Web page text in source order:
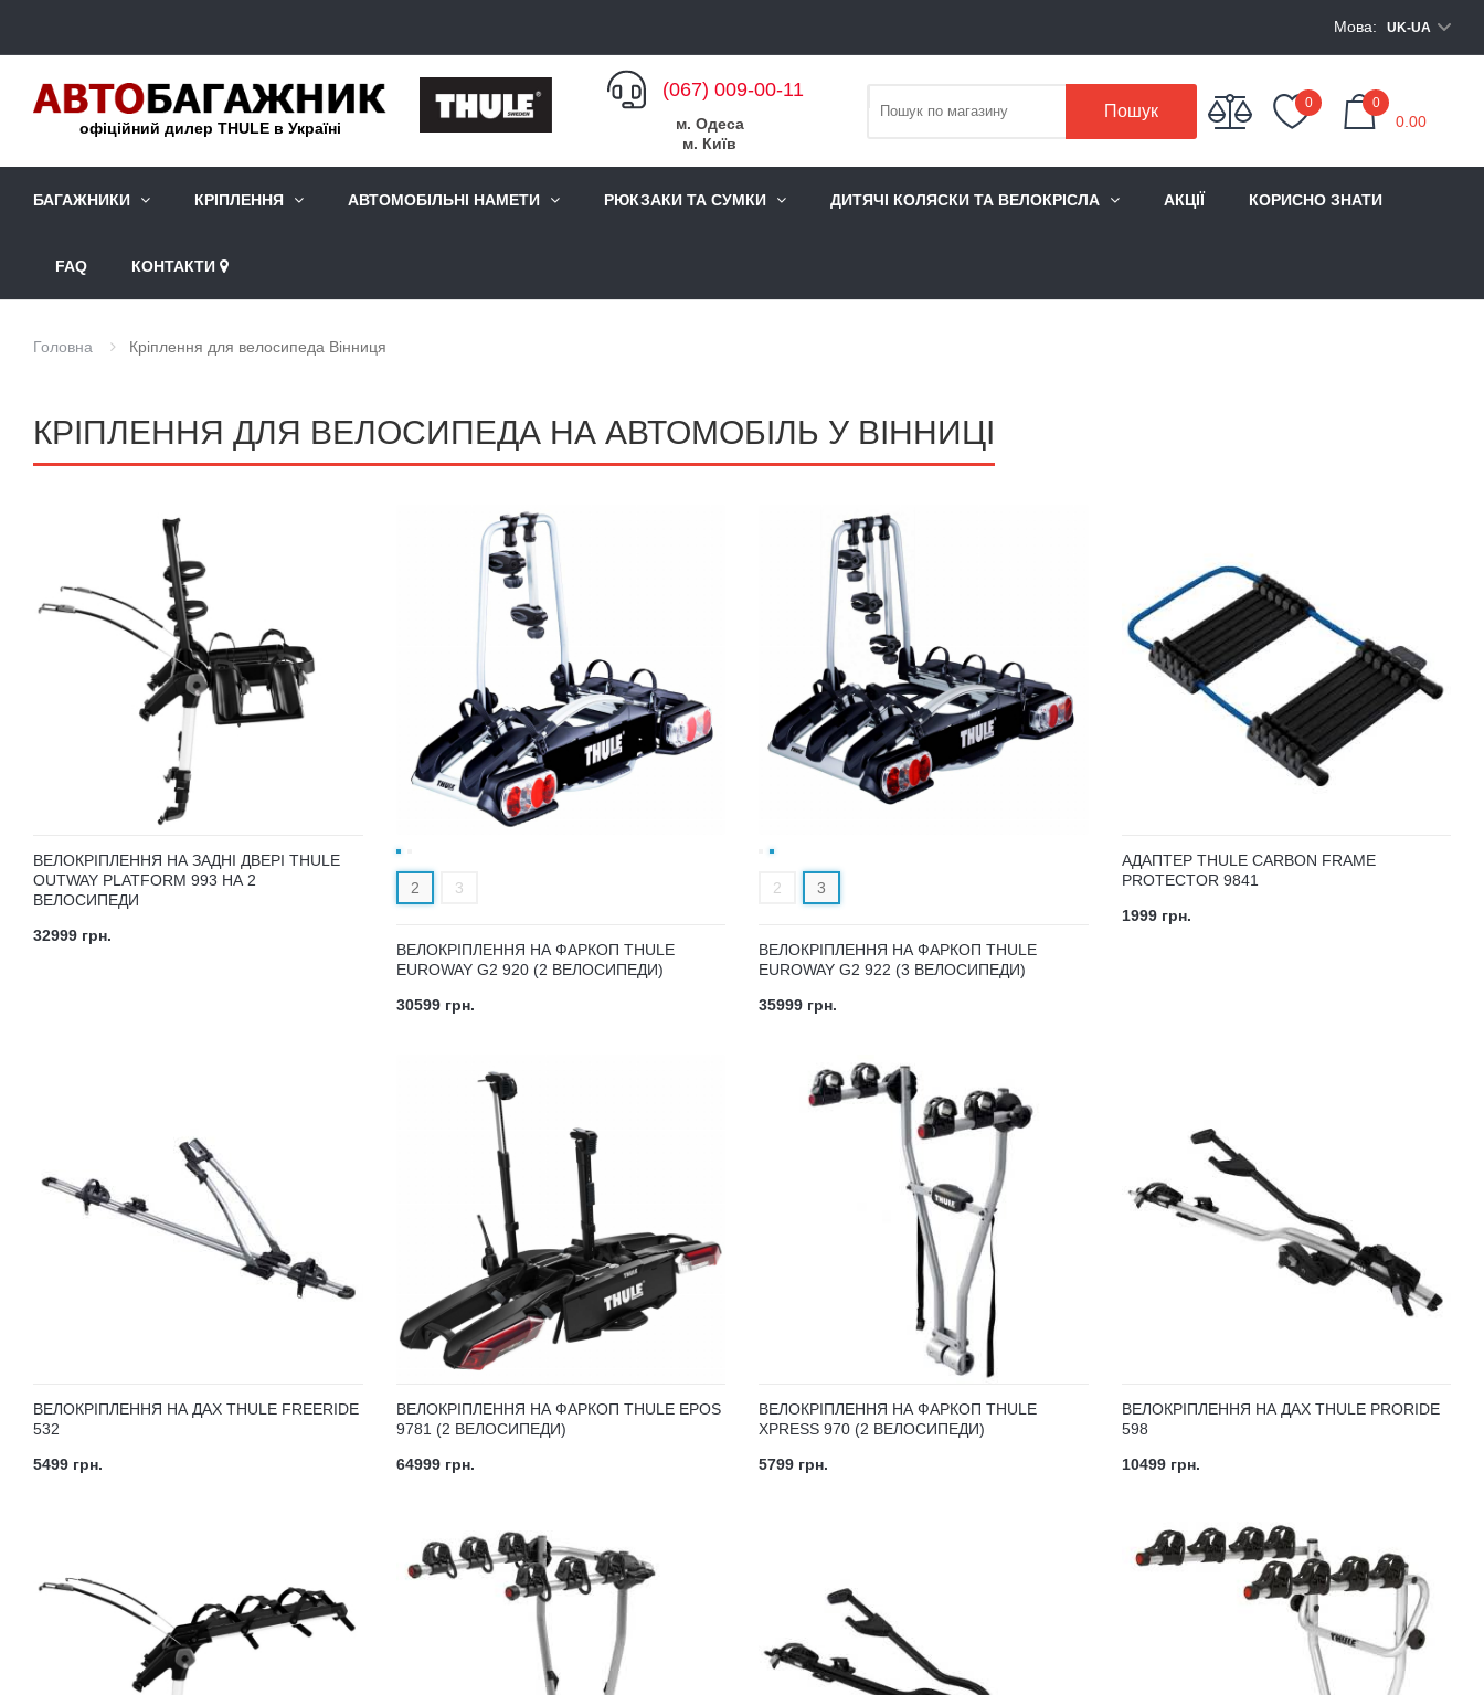
Мова: UK-UA
офіційний дилер THULE в Україні
(067) 009-00-11
м. Одеса
м. Київ
Пошук 0 0
0.00
БАГАЖНИКИ КРІПЛЕННЯ АВТОМОБІЛЬНІ НАМЕТИ РЮКЗАКИ ТА СУМКИ ДИТЯЧІ КОЛЯСКИ ТА ВЕЛОКРІСЛА АКЦІЇ КОРИСНО ЗНАТИ
FAQ КОНТАКТИ
Головна Кріплення для велосипеда Вінниця
КРІПЛЕННЯ ДЛЯ ВЕЛОСИПЕДА НА АВТОМОБІЛЬ У ВІННИЦІ
ВЕЛОКРІПЛЕННЯ НА ЗАДНІ ДВЕРІ THULE
OUTWAY PLATFORM 993 НА 2
ВЕЛОСИПЕДИ
32999 грн.
2 3
ВЕЛОКРІПЛЕННЯ НА ФАРКОП THULE
EUROWAY G2 920 (2 ВЕЛОСИПЕДИ)
30599 грн.
2 3
ВЕЛОКРІПЛЕННЯ НА ФАРКОП THULE
EUROWAY G2 922 (3 ВЕЛОСИПЕДИ)
35999 грн.
АДАПТЕР THULE CARBON FRAME
PROTECTOR 9841
1999 грн.
ВЕЛОКРІПЛЕННЯ НА ДАХ THULE FREERIDE
532
5499 грн.
ВЕЛОКРІПЛЕННЯ НА ФАРКОП THULE EPOS
9781 (2 ВЕЛОСИПЕДИ)
64999 грн.
ВЕЛОКРІПЛЕННЯ НА ФАРКОП THULE
XPRESS 970 (2 ВЕЛОСИПЕДИ)
5799 грн.
ВЕЛОКРІПЛЕННЯ НА ДАХ THULE PRORIDE
598
10499 грн.